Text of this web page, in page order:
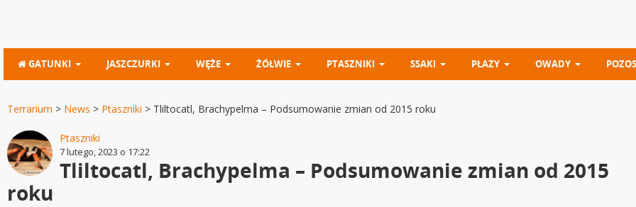
GATUNKI JASZCZURKI WĘŻE ŻÓŁWIE PTASZNIKI SSAKI PŁAZY OWADY
Terrarium > News > Ptaszniki > Tliltocatl, Brachypelma – Podsumowanie zmian od 2015 roku
Ptaszniki
7 lutego, 2023 o 17:22
Tliltocatl, Brachypelma – Podsumowanie zmian od 2015
roku